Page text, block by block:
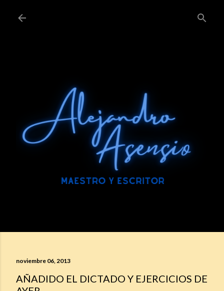
Ir al contenido principal
noviembre 06, 2013
AÑADIDO EL DICTADO Y EJERCICIOS DE